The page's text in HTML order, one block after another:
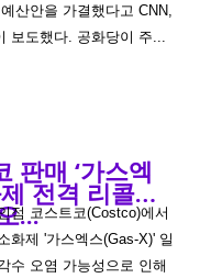
산안을 가결했다고 CNN,
보도했다. 공화당이 주...
판매 ‘가스엑
제 전격 리콜…
...
점 코스트코(Costco)에서
화제 '가스엑스(Gas-X)' 일
수 오염 가능성으로 인해